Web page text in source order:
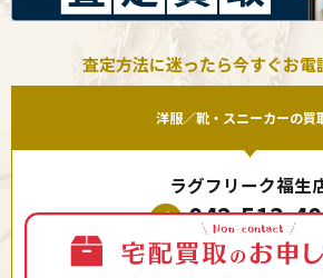
査定方法に迷ったら今すぐお電
洋服／靴・スニーカーの買
ラグフリーク福生
042-513-
11:00〜20:00 定休日 水